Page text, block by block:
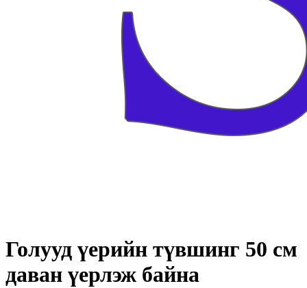
Голууд үерийн түвшинг 50 см
даван үерлэж байна